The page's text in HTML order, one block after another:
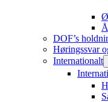
DOF’s
Høringssvar
Internationalt